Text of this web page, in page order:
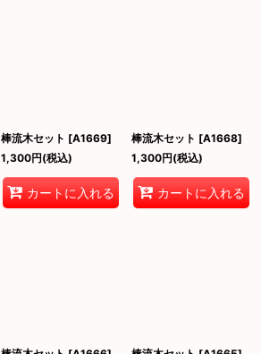
棒流木セット [A1669]
1,300円(税込)
カートに入れる
棒流木セット [A1668]
1,300円(税込)
カートに入れる